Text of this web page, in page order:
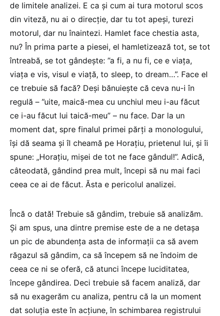
de limitele analizei. E ca și cum ai tura motorul scos
din viteză, nu ai o direcție, dar tu tot apeși, turezi
motorul, dar nu înaintezi. Hamlet face chestia asta,
nu? În prima parte a piesei, el hamletizează tot, se tot
întreabă, se tot gândește: ”a fi, a nu fi, ce e viața,
viața e vis, visul e viață, to sleep, to dream…”. Face el
ce trebuie să facă? Deși bănuiește că ceva nu-i în
regulă – ”uite, maică-mea cu unchiul meu i-au făcut
ce i-au făcut lui taică-meu” – nu face. Dar la un
moment dat, spre finalul primei părți a monologului,
își dă seama și îl cheamă pe Horațiu, prietenul lui, și îi
spune: „Horațiu, mișei de tot ne face gândul!”. Adică,
câteodată, gândind prea mult, începi să nu mai faci
ceea ce ai de făcut. Ăsta e pericolul analizei.
Încă o dată! Trebuie să gândim, trebuie să analizăm.
Și am spus, una dintre premise este de a ne detașa
un pic de abundența asta de informații ca să avem
răgazul să gândim, ca să începem să ne îndoim de
ceea ce ni se oferă, că atunci începe luciditatea,
începe gândirea. Deci trebuie să facem analiză, dar
să nu exagerăm cu analiza, pentru că la un moment
dat soluția este în acțiune, în schimbarea registrului